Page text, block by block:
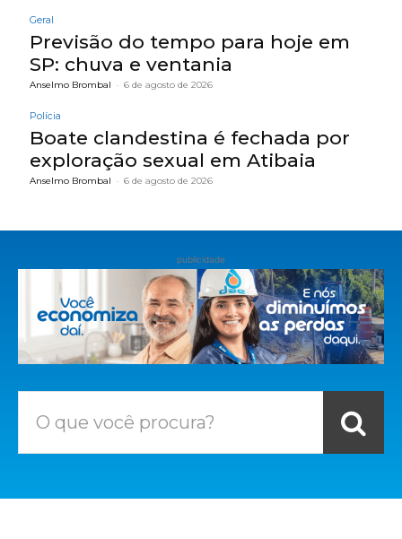
Geral
Previsão do tempo para hoje em
SP: chuva e ventania
Anselmo Brombal - 6 de agosto de 2026
Polícia
Boate clandestina é fechada por
exploração sexual em Atibaia
Anselmo Brombal - 6 de agosto de 2026
publicidade
O que você procura?